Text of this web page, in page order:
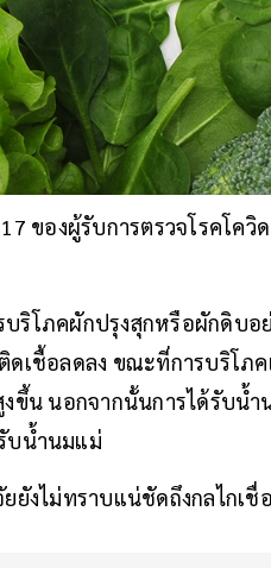
ของผู้รับการตรวจโรคโค
ริโภคผักปรุงสุกหรือผักดิบอ
ดเชื้อลดลง ขณะที่การบริโ
ขึ้น นอกจากนั้นการได้รับน้
บน้ำนมแม่
ยังไม่ทราบแน่ชัดถึงกลไกเ